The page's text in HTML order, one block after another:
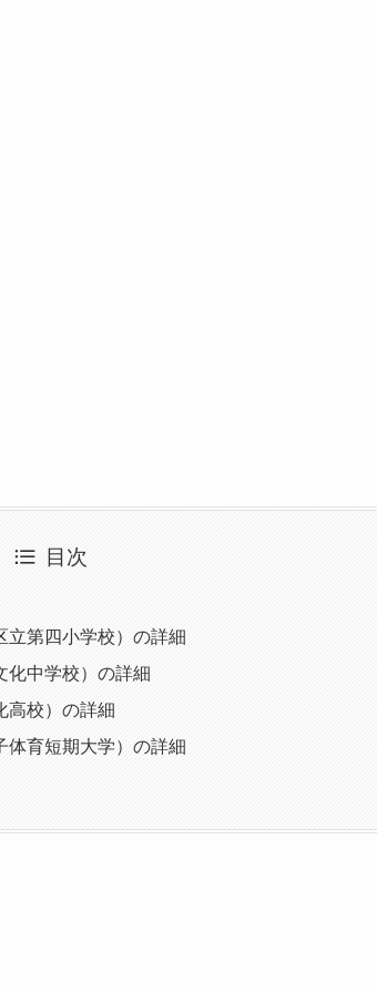
目次
立第四小学校）の詳細
化中学校）の詳細
高校）の詳細
体育短期大学）の詳細